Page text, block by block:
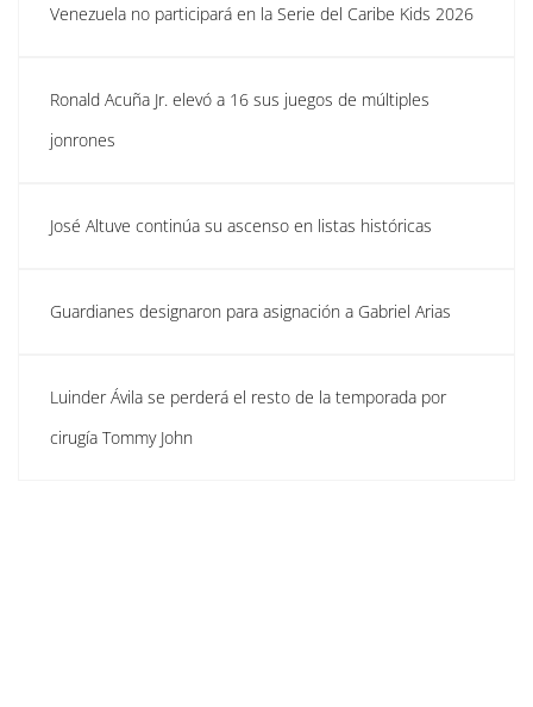
Venezuela no participará en la Serie del Caribe Kids 2026
Ronald Acuña Jr. elevó a 16 sus juegos de múltiples
jonrones
José Altuve continúa su ascenso en listas históricas
Guardianes designaron para asignación a Gabriel Arias
Luinder Ávila se perderá el resto de la temporada por
cirugía Tommy John